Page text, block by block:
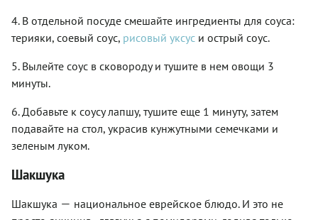
4. В отдельной посуде смешайте ингредиенты для соуса:
терияки, соевый соус, рисовый уксус и острый соус.
5. Вылейте соус в сковороду и тушите в нем овощи 3
минуты.
6. Добавьте к соусу лапшу, тушите еще 1 минуту, затем
подавайте на стол, украсив кунжутными семечками и
зеленым луком.
Шакшука
Шакшука — национальное еврейское блюдо. И это не